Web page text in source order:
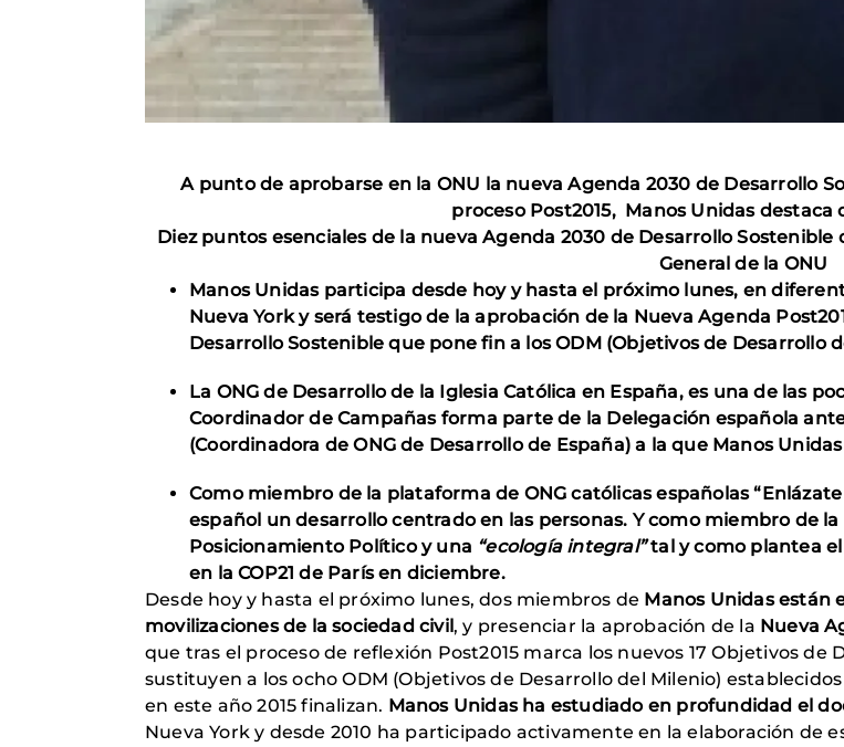
A punto de aprobarse en la ONU la nueva Agenda 2030 de Desarrollo
proceso Post2015, Manos Unidas destaca
Diez puntos esenciales de la nueva Agenda 2030 de Desarrollo
General de la ONU
Manos Unidas participa desde hoy y hasta el próximo lunes, en
Nueva York y será testigo de la aprobación de la Nueva Agenda
Desarrollo Sostenible que pone fin a los ODM (Objetivos de Desarrollo
La ONG de Desarrollo de la Iglesia Católica en España, es una de las
Coordinador de Campañas forma parte de la Delegación española
(Coordinadora de ONG de Desarrollo de España) a la que Manos
Como miembro de la plataforma de ONG católicas españolas
español un desarrollo centrado en las personas. Y como miembro de
Posicionamiento Político y una “ecología integral”tal y como plantea
en la COP21 de París en diciembre.
Desde hoy y hasta el próximo lunes, dos miembros de Manos Unidas están
movilizaciones de la sociedad civil , y presenciar la aprobación de la Nueva
que tras el proceso de reflexión Post2015 marca los nuevos 17 Objetivos de
sustituyen a los ocho ODM (Objetivos de Desarrollo del Milenio)
en este año 2015 finalizan. Manos Unidas ha estudiado en profundidad el
Nueva York y desde 2010 ha participado activamente en la elaboración de